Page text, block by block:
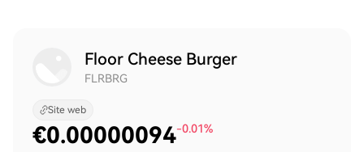
Floor Cheese Burger
FLRBRG
Site web
€0.00000094-0.01%